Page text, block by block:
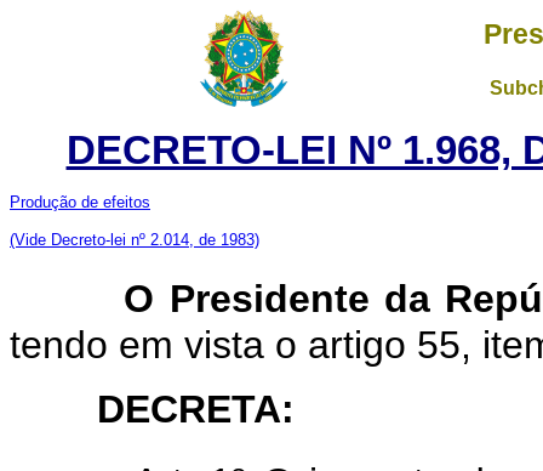
DECRETO-LEI Nº 1.968,
Produção de efeitos
(Vide Decreto-lei nº 2.014, de 1983)
O Presidente da
tendo em vista o artigo 55,
DECRETA: